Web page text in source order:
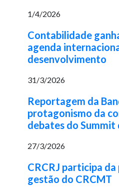
1/4/2026
Contabilidade
agenda
desenvolvimento
31/3/2026
Reportagem da
protagonismo da
debates do Summit
27/3/2026
CRCRJ participa da
gestão do CRCMT